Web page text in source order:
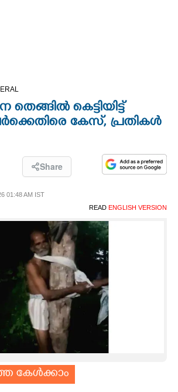
കെട്ടിയിട്ട്
കേസ്, പ്രതികൾ
Share
01:48 AM IST
READ ENGLISH VERSION
കേൾക്കാം